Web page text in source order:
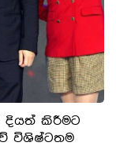
දියත් කිරීමට
විශිෂ්ටතම